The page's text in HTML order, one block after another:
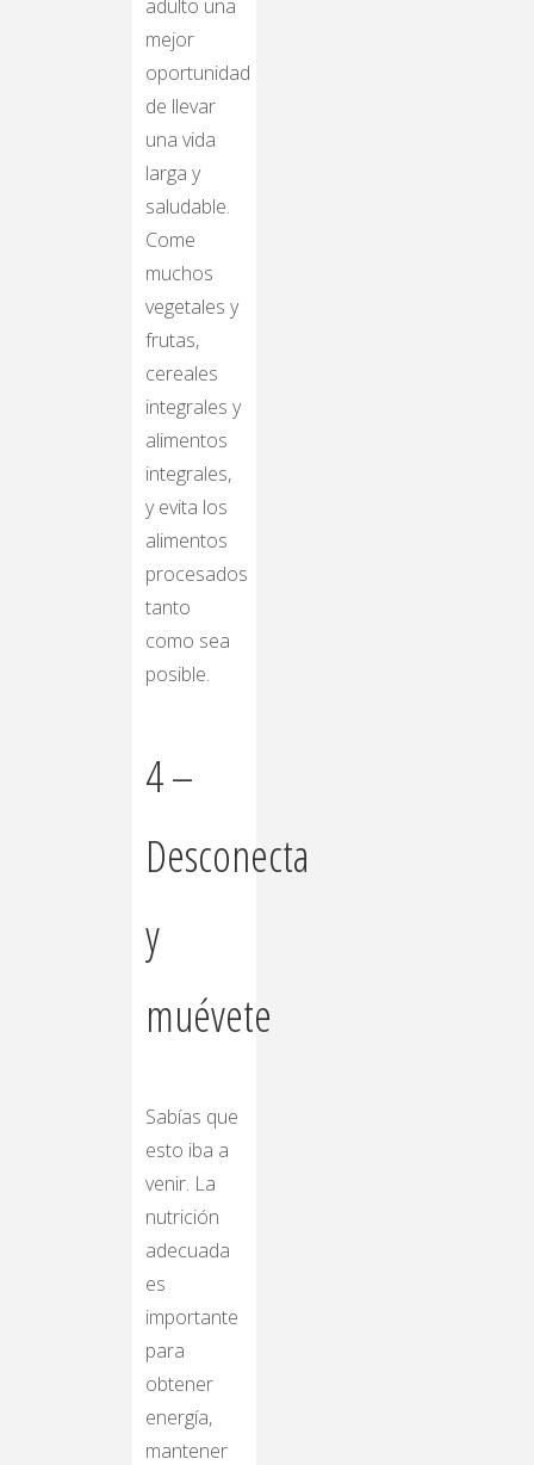
adulto una
mejor
oportunidad
de llevar
una vida
larga y
saludable.
Come
muchos
vegetales y
frutas,
cereales
integrales y
alimentos
integrales,
y evita los
alimentos
procesados
​​tanto
como sea
posible.
4 –
Desconecta
y
muévete
Sabías que
esto iba a
venir. La
nutrición
adecuada
es
importante
para
obtener
energía,
mantener